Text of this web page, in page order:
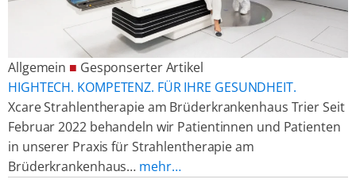
Allgemein ■ Gesponserter Artikel
HIGHTECH. KOMPETENZ. FÜR IHRE GESUNDHEIT.
Xcare Strahlentherapie am Brüderkrankenhaus Trier Seit
Februar 2022 behandeln wir Patientinnen und Patienten
in unserer Praxis für Strahlentherapie am
Brüderkrankenhaus… mehr…